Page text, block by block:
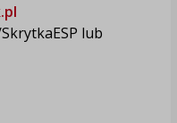
lub